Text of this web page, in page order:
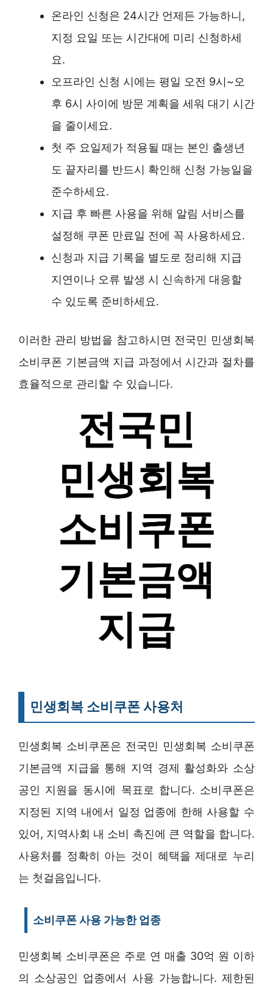
온라인 신청은 24시간 언제든 가능하니,
지정 요일 또는 시간대에 미리 신청하세
요.
오프라인 신청 시에는 평일 오전 9시~오
후 6시 사이에 방문 계획을 세워 대기 시간
을 줄이세요.
첫 주 요일제가 적용될 때는 본인 출생년
도 끝자리를 반드시 확인해 신청 가능일을
준수하세요.
지급 후 빠른 사용을 위해 알림 서비스를
설정해 쿠폰 만료일 전에 꼭 사용하세요.
신청과 지급 기록을 별도로 정리해 지급
지연이나 오류 발생 시 신속하게 대응할
수 있도록 준비하세요.
이러한 관리 방법을 참고하시면 전국민 민생회복
소비쿠폰 기본금액 지급 과정에서 시간과 절차를
효율적으로 관리할 수 있습니다.
민생회복 소비쿠폰 사용처
민생회복 소비쿠폰은 전국민 민생회복 소비쿠폰
기본금액 지급을 통해 지역 경제 활성화와 소상
공인 지원을 동시에 목표로 합니다. 소비쿠폰은
지정된 지역 내에서 일정 업종에 한해 사용할 수
있어, 지역사회 내 소비 촉진에 큰 역할을 합니다.
사용처를 정확히 아는 것이 혜택을 제대로 누리
는 첫걸음입니다.
소비쿠폰 사용 가능한 업종
민생회복 소비쿠폰은 주로 연 매출 30억 원 이하
의 소상공인 업종에서 사용 가능합니다. 제한된